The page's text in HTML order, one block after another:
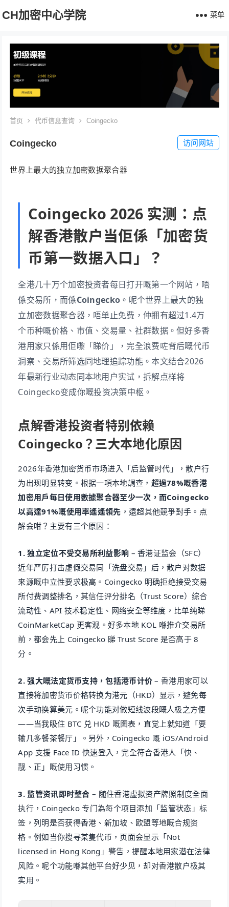
CH加密中心学院 菜单
首页 代币信息查询 Coingecko
Coingecko 访问网站
世界上最大的独立加密数据聚合器
Coingecko 2026 实测：点
解香港散户当佢係「加密货
币第一数据入口」？
全港几十万个加密投资者每日打开嘅第一个网站，唔
係交易所，而係Coingecko 。呢个世界上最大的独
立加密数据聚合器，唔单止免费，仲拥有超过1.4万
个币种嘅价格、市值、交易量、社群数据。但好多香
港用家只係用佢嚟「睇价」，完全浪费咗背后嘅代币
洞察、交易所筛选同地理追踪功能。本文结合2026
年最新行业动态同本地用户实试，拆解点样将
Coingecko变成你嘅投资决策中枢。
点解香港投资者特别依赖
Coingecko？三大本地化原因
2026年香港加密货币市场进入「后监管时代」，散户行
为出现明显转变。根据一項本地調查， 超過78%嘅香港
加密用戶每日使用數據聚合器至少一次，而Coingecko
以高達91%嘅使用率遙遙領先 ，遠超其他競爭對手。点
解会咁？主要有三个原因：
1. 独立定位不受交易所利益影响 – 香港证监会（SFC）
近年严厉打击虚假交易同「洗盘交易」后，散户对数据
来源嘅中立性要求极高。Coingecko 明确拒绝接受交易
所付费调整排名，其信任评分排名（Trust Score）综合
流动性、API 技术稳定性、网络安全等维度，比单纯睇
CoinMarketCap 更客观。好多本地 KOL 喺推介交易所
前，都会先上 Coingecko 睇 Trust Score 是否高于 8
分。
2. 强大嘅法定货币支持，包括港币计价 – 香港用家可以
直接将加密货币价格转换为港元（HKD）显示，避免每
次手动换算美元。呢个功能对做短线波段嘅人极之方便
——当我𥄫住 BTC 兑 HKD 嘅图表，直觉上就知道「要
输几多餐茶餐厅」。另外，Coingecko 嘅 iOS/Android
App 支援 Face ID 快速登入，完全符合香港人「快、
靓、正」嘅使用习惯。
3. 监管资讯即时整合 – 随住香港虚拟资产牌照制度全面
执行，Coingecko 专门為每个项目添加「监管状态」标
签，列明是否获得香港、新加坡、欧盟等地嘅合规资
格。例如当你搜寻某隻代币，页面会显示「Not
licensed in Hong Kong」警告，提醒本地用家潜在法律
风险。呢个功能喺其他平台好少见，却对香港散户极其
实用。